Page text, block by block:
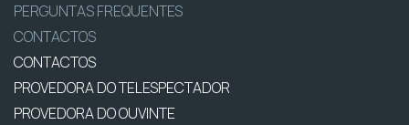
PERGUNTAS FREQUENTES
CONTACTOS
CONTACTOS
PROVEDORA DO TELESPECTADOR
PROVEDORA DO OUVINTE